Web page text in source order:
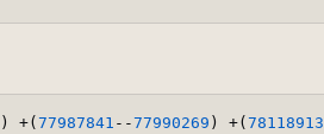
) +(77987841 --77990269 ) +(78118913